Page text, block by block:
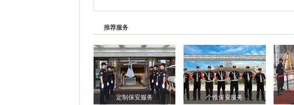
推荐服务
定制保安服务 个性保安服务